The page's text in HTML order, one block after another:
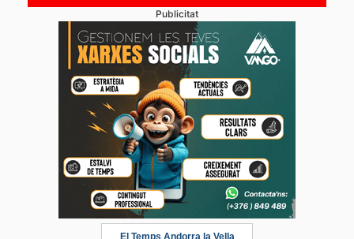
Publicitat